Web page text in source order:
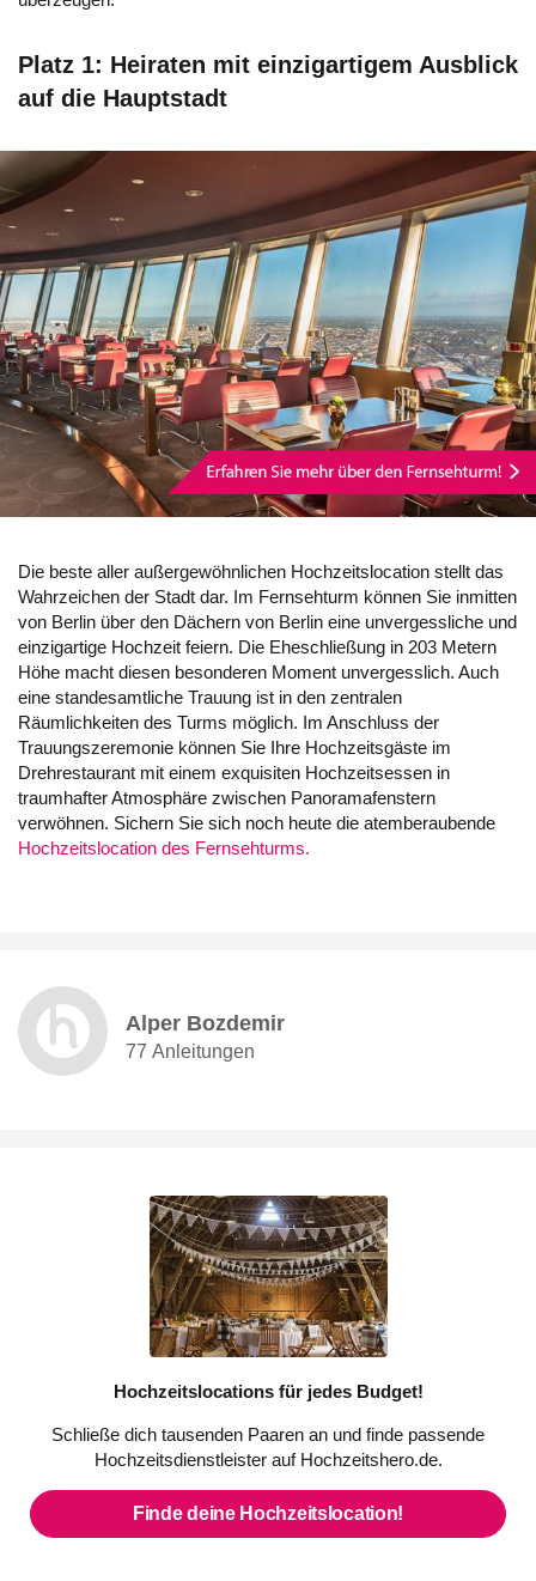
Platz 1: Heiraten mit einzigartigem Ausblick
auf die Hauptstadt
Die beste aller außergewöhnlichen Hochzeitslocation stellt das
Wahrzeichen der Stadt dar. Im Fernsehturm können Sie inmitten
von Berlin über den Dächern von Berlin eine unvergessliche und
einzigartige Hochzeit feiern. Die Eheschließung in 203 Metern
Höhe macht diesen besonderen Moment unvergesslich. Auch
eine standesamtliche Trauung ist in den zentralen
Räumlichkeiten des Turms möglich. Im Anschluss der
Trauungszeremonie können Sie Ihre Hochzeitsgäste im
Drehrestaurant mit einem exquisiten Hochzeitsessen in
traumhafter Atmosphäre zwischen Panoramafenstern
verwöhnen. Sichern Sie sich noch heute die atemberaubende
Hochzeitslocation des Fernsehturms.
Alper Bozdemir
77 Anleitungen
Hochzeitslocations für jedes Budget!
Schließe dich tausenden Paaren an und finde passende
Hochzeitsdienstleister auf Hochzeitshero.de.
Finde deine Hochzeitslocation!